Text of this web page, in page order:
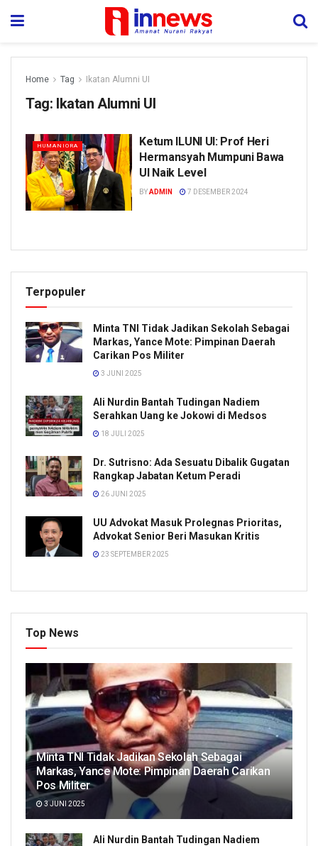
Home Tag Ikatan Alumni UI
Tag: Ikatan Alumni UI
HUMANIORA
Ketum ILUNI UI: Prof Heri
Hermansyah Mumpuni Bawa
UI Naik Level
BY ADMIN 7 DESEMBER 2024
Terpopuler
Minta TNI Tidak Jadikan Sekolah Sebagai
Markas, Yance Mote: Pimpinan Daerah
Carikan Pos Militer
3 JUNI 2025
Ali Nurdin Bantah Tudingan Nadiem
Serahkan Uang ke Jokowi di Medsos
18 JULI 2025
Dr. Sutrisno: Ada Sesuatu Dibalik Gugatan
Rangkap Jabatan Ketum Peradi
26 JUNI 2025
UU Advokat Masuk Prolegnas Prioritas,
Advokat Senior Beri Masukan Kritis
23 SEPTEMBER 2025
Top News
Minta TNI Tidak Jadikan Sekolah Sebagai
Markas, Yance Mote: Pimpinan Daerah Carikan
Pos Militer
3 JUNI 2025
Ali Nurdin Bantah Tudingan Nadiem